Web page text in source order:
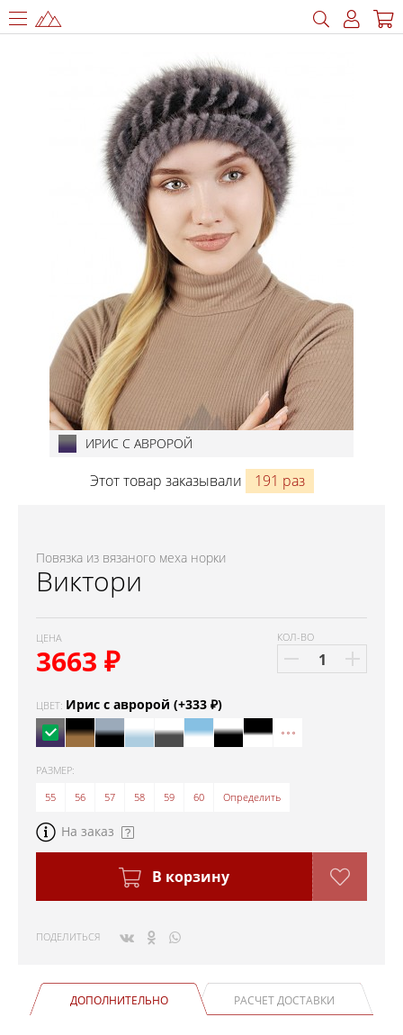
ИРИС С АВРОРОЙ
Этот товар заказывали 191 раз
Повязка из вязаного меха норки
Виктори
ЦЕНА
3663 ₽
КОЛ-ВО
ЦВЕТ: Ирис с авророй (+333 ₽)
РАЗМЕР:
55
56 57 58 59 60 Определить
На заказ
В корзину
ПОДЕЛИТЬСЯ
ДОПОЛНИТЕЛЬНО РАСЧЕТ ДОСТАВКИ